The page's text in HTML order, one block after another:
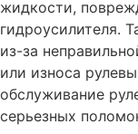
жидкости,
гидроусилителя.
из-за
или износа
обслуживание
серьезных